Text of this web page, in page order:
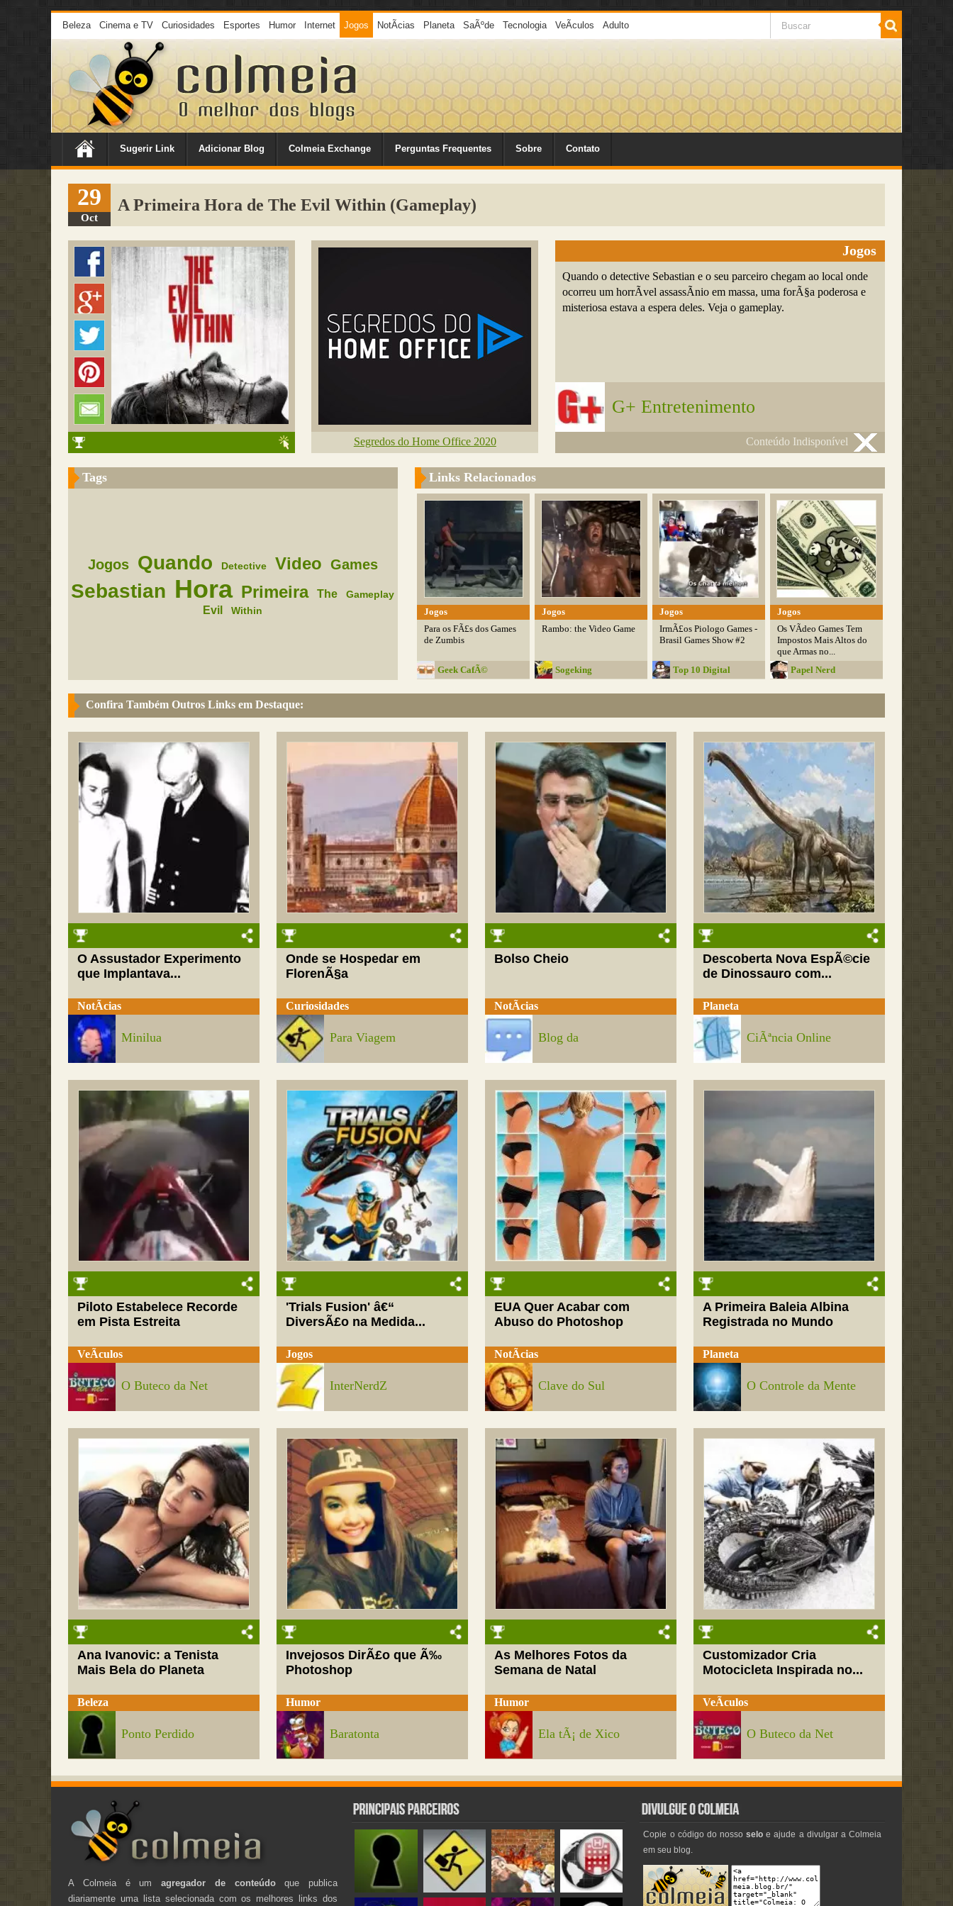
Beleza Cinema e TV Curiosidades Esportes Humor Internet Jogos NotÃ­cias Planeta SaÃºde Tecnologia VeÃ­culos Adulto
Sugerir Link Adicionar Blog Colmeia Exchange Perguntas Frequentes Sobre Contato
29
Oct
A Primeira Hora de The Evil Within (Gameplay)
Segredos do Home Office 2020
Jogos
Quando o detective Sebastian e o seu parceiro chegam ao local onde
ocorreu um horrÃ­vel assassÃ­nio em massa, uma forÃ§a poderosa e
misteriosa estava a espera deles. Veja o gameplay.
G+ Entretenimento
Conteúdo Indisponível
Tags
Jogos Quando Detective Video Games
Sebastian Hora Primeira The Gameplay
Evil Within
Links Relacionados
Jogos
Para os FÃ£s dos Games
de Zumbis
Geek CafÃ©
Jogos
Rambo: the Video Game
Sogeking
Jogos
IrmÃ£os Piologo Games -
Brasil Games Show #2
Top 10 Digital
Jogos
Os VÃ­deo Games Tem
Impostos Mais Altos do
que Armas no...
Papel Nerd
Confira Também Outros Links em Destaque:
O Assustador Experimento
que Implantava...
NotÃ­cias
Minilua
Onde se Hospedar em
FlorenÃ§a
Curiosidades
Para Viagem
Bolso Cheio
NotÃ­cias
Blog da
Descoberta Nova EspÃ©cie
de Dinossauro com...
Planeta
CiÃªncia Online
Piloto Estabelece Recorde
em Pista Estreita
VeÃ­culos
O Buteco da Net
'Trials Fusion' â€“
DiversÃ£o na Medida...
Jogos
InterNerdZ
EUA Quer Acabar com
Abuso do Photoshop
NotÃ­cias
Clave do Sul
A Primeira Baleia Albina
Registrada no Mundo
Planeta
O Controle da Mente
Ana Ivanovic: a Tenista
Mais Bela do Planeta
Beleza
Ponto Perdido
Invejosos DirÃ£o que Ã‰
Photoshop
Humor
Baratonta
As Melhores Fotos da
Semana de Natal
Humor
Ela tÃ¡ de Xico
Customizador Cria
Motocicleta Inspirada no...
VeÃ­culos
O Buteco da Net
A Colmeia é umagregador de conteúdoque publica
diariamente uma lista selecionada com os melhores links dos
Copie o código do nossoselo e ajude a divulgar a Colmeia
em seu blog.